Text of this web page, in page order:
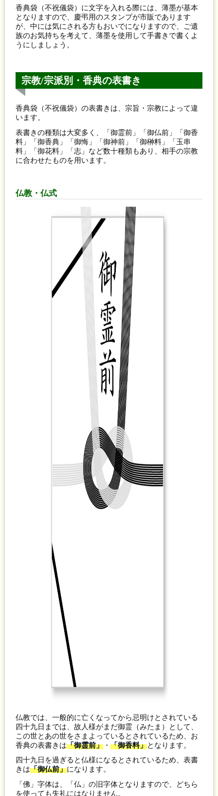
香典袋（不祝儀袋）に文字を入れる際には、薄墨が基本
となりますので、慶弔用のスタンプが市販であります
が、中には気にされる方もおいでになりますので、ご遺
族のお気持ちを考えて、薄墨を使用して手書きで書くよ
うにしましょう。
宗教/宗派別・香典の表書き
香典袋（不祝儀袋）の表書きは、宗旨・宗教によって違
います。
表書きの種類は大変多く、「御霊前」「御仏前」「御香
料」「御香典」「御悔」「御神前」「御榊料」「玉串
料」「御花料」「志」など数十種類もあり、相手の宗教
に合わせたものを用います。
仏教・仏式
仏教では、一般的に亡くなってから忌明けとされている
四十九日までは、故人様がまだ御霊（みたま）として、
この世とあの世をさまよっているとされているため、お
香典の表書きは「御霊前」 ・「御香料」となります。
四十九日を過ぎると仏様になるとされているため、表書
きは「御仏前」になります。
「佛」字体は、「仏」の旧字体となりますので、どちら
を使っても失礼にはなりません。